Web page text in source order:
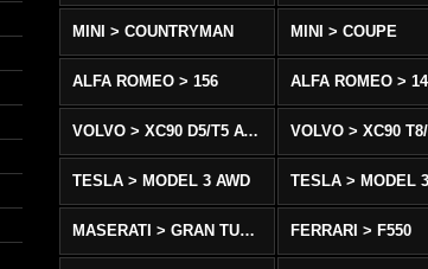
MINI > COUNTRYMAN MINI > COUPE
ALFA ROMEO > 156 ALFA ROMEO >
VOLVO > XC90 D5/T5 AWD
TESLA > MODEL 3 AWD TESLA > MODEL
MASERATI > GRAN TURISMO FERRARI > F550